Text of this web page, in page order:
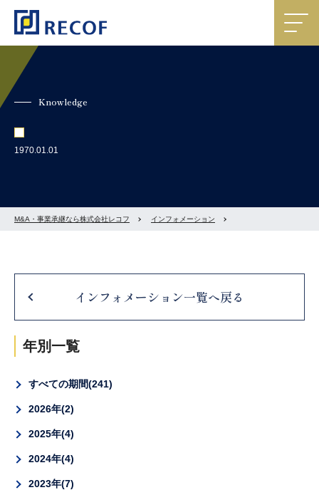
Knowledge
1970.01.01
M&A・事業承継なら株式会社レコフ インフォメーション
インフォメーション一覧へ戻る
年別一覧
すべての期間 241
2026年 2
2025年 4
2024年 4
2023年 7